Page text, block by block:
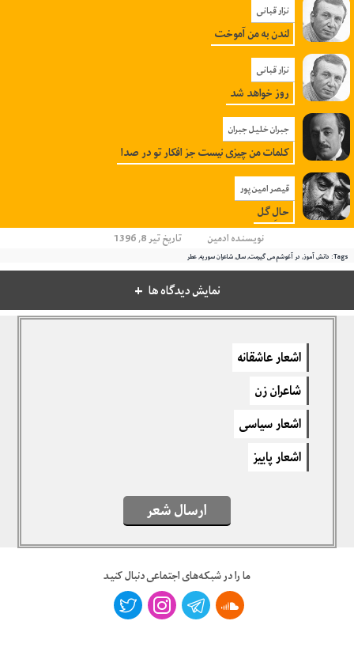
نزار قبانی
لندن به من آموخت
نزار قبانی
روز خواهد شد
جبران خلیل جبران
کلمات من چیزی نیست جز افکار تو در صدا
قیصر امین پور
حالِ گل
نویسندهادمین تاریخ تیر 8, 1396
Tags: دانش آموز,در آغوشم می گیرمت,سال,شاعران سوریه,عطر
نمایش دیدگاه ها
دیدگاهتان را بنویسید
برای نوشتن دیدگاه باید
اشعار عاشقانه
شاعران زن
اشعار سیاسی
اشعار پاییز
ارسال شعر
ما را در شبکه‌های اجتماعی دنبال کنید